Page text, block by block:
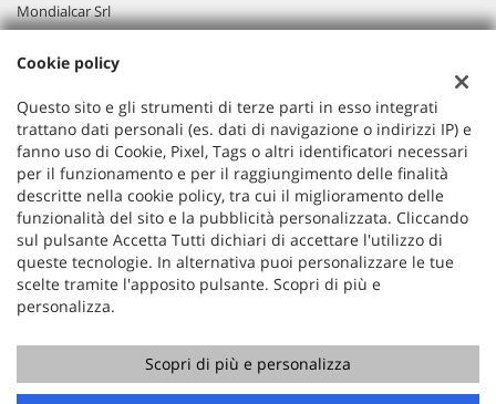
Mondialcar Srl
C.da Tamarete,Zona Artigianale, Ortona (CH)
C.F/P.IVA:02288180694
Copyright © 2026 GestionaleAuto.com S.r.l., Tutti i diritti
riservati -Leggi l'informativa sulla privacy-Cookie Policy
Cookie policy
Questo sito e gli strumenti di terze parti in esso integrati
trattano dati personali (es. dati di navigazione o indirizzi IP) e
fanno uso di Cookie, Pixel, Tags o altri identificatori necessari
per il funzionamento e per il raggiungimento delle finalità
descritte nella cookie policy, tra cui il miglioramento delle
funzionalità del sito e la pubblicità personalizzata. Cliccando
sul pulsante Accetta Tutti dichiari di accettare l'utilizzo di
queste tecnologie. In alternativa puoi personalizzare le tue
scelte tramite l'apposito pulsante. Scopri di più e
personalizza.
Scopri di più e personalizza